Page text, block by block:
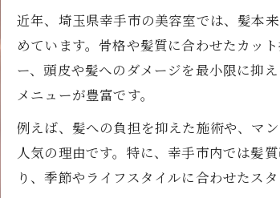
室選びで失敗しないためのコツ
わるナチュラルヘア体験
室で始める毎日輝くナチュラルヘア生活
室のケアで髪質が劇的に変わる理由
室で叶う朝のスタイリング時短術
近年、埼玉県幸手市の美容室では、髪本
めています。骨格や髪質に合わせたカッ
ー、頭皮や髪へのダメージを最小限に抑
メニューが豊富です。
例えば、髪への負担を抑えた施術や、マ
人気の理由です。特に、幸手市内では髪
り、季節やライフスタイルに合わせたスタ